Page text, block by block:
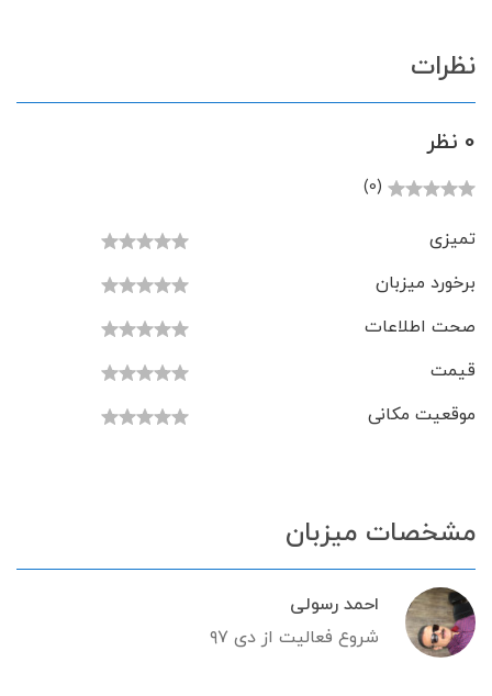
نظرات
0 نظر
(0)
تمیزی
برخورد میزبان
صحت اطلاعات
قیمت
موقعیت مکانی
مشخصات میزبان
احمد رسولی
شروع فعالیت از دی ۹۷